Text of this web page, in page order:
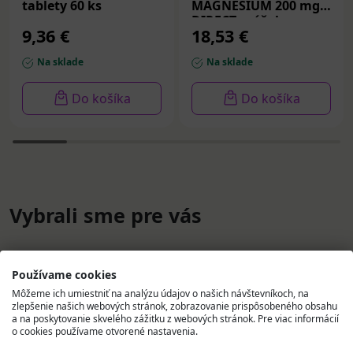
tablety 60 ks
9,36 €
Na sklade
Do košíka
MAGNESIUM 200 mg
DIRECT prášok vo
vrecúškach 30 ks
18,53 €
Na sklade
Do košíka
Vybrali sme pre vás
Používame cookies
Môžeme ich umiestniť na analýzu údajov o našich návštevníkoch, na
zlepšenie našich webových stránok, zobrazovanie prispôsobeného obsahu
a na poskytovanie skvelého zážitku z webových stránok. Pre viac informácií
o cookies používame otvorené nastavenia.